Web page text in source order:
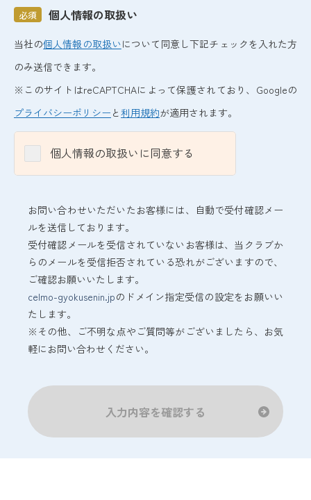
個人情報の取扱い
必須
当社の個人情報の取扱いについて同意し下記チェックを入れた方
のみ送信できます。
※このサイトはreCAPTCHAによって保護されており、Googleの
プライバシーポリシー と利用規約が適用されます。
個人情報の取扱いに同意する
お問い合わせいただいたお客様には、自動で受付確認メー
ルを送信しております。
受付確認メールを受信されていないお客様は、当クラブか
らのメールを受信拒否されている恐れがございますので、
ご確認お願いいたします。
celmo-gyokusenin.jpのドメイン指定受信の設定をお願いい
たします。
※その他、ご不明な点やご質問等がございましたら、お気
軽にお問い合わせください。